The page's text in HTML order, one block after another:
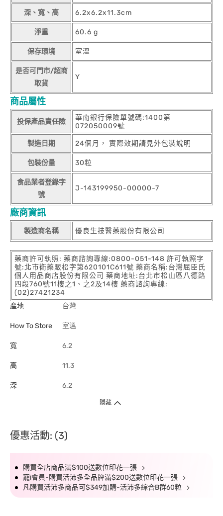
深、寬、高 6.2x6.2x11.3cm
淨重 60.6 g
保存環境 室溫
是否可門市/超商
取貨
Y
商品屬性
投保產品責任險
華南銀行保險單號碼:1400第
072050009號
製造日期 24個月， 實際效期請見外包裝說明
包裝份量 30粒
食品業者登錄字
號
J-143199950-00000-7
廠商資訊
製造商名稱 優良生技醫藥股份有限公司
藥商許可執照: 藥商諮詢專線:0800-051-148 許可執照字
號:北市衛藥販松字第620101C611號 藥商名稱:台灣屈臣氏
個人用品商店股份有限公司 藥商地址:台北市松山區八德路
四段760號11樓之1、之2及14樓 藥商諮詢專線:
(02)27421234
產地
台灣
How To Store 室溫
寬 6.2
高 11.3
深 6.2
隱藏
優惠活動: (3)
購買全店商品滿$100送數位印花一張
寵i會員-購買活沛多全品牌滿$200送數位印花一張
凡購買活沛多商品可$349加購-活沛多綜合B群60粒